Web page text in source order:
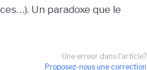
Un paradoxe que le
Une erreur dans l'article?
Proposez-nous une correction